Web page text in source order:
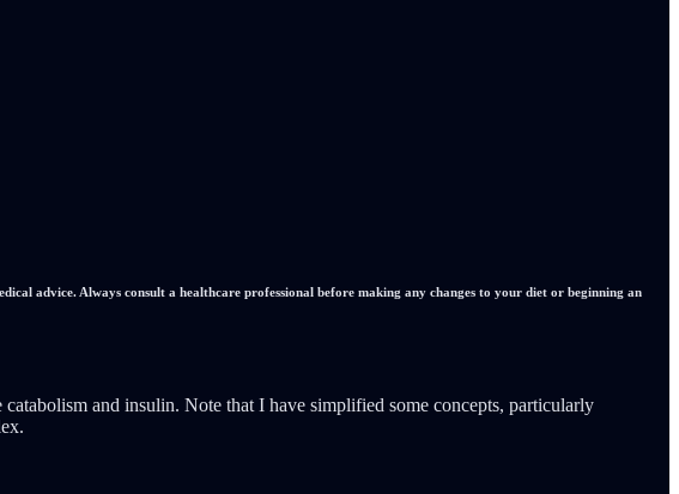
advice. Always consult a healthcare professional before making any changes to your diet or beginning an
and insulin. Note that I have simplified some concepts, particularly